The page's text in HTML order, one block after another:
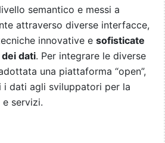
semantico e messi a
attraverso diverse interfacce,
innovative e sofisticate
dati. Per integrare le diverse
una piattaforma “open”,
i dati agli sviluppatori per la
servizi.